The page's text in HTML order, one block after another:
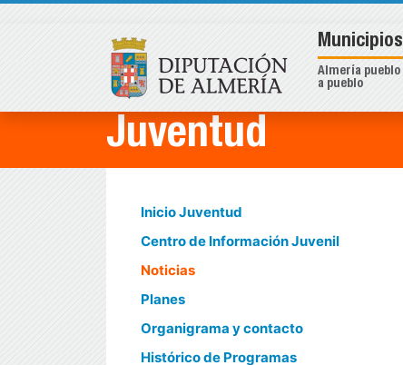
Municipios
Almería pueblo
a pueblo
Juventud
Inicio Juventud
Centro de Información Juvenil
Noticias
Planes
Organigrama y contacto
Histórico de Programas